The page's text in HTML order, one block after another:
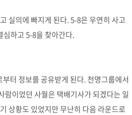
실의에 빠지게 된다. 5-8은 우연히 사고
심하고 5-8을 찾아간다.
터 정보를 공유받게 된다. 천명그룹에서
이었던 사월은 택배기사가 되겠다는 일
상황도 있었지만 무난히 다음 라운드로